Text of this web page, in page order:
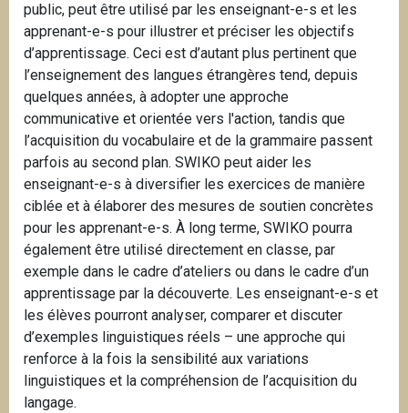
public, peut être utilisé par les enseignant-e-s et les
apprenant-e-s pour illustrer et préciser les objectifs
d’apprentissage. Ceci est d’autant plus pertinent que
l’enseignement des langues étrangères tend, depuis
quelques années, à adopter une approche
communicative et orientée vers l'action, tandis que
l’acquisition du vocabulaire et de la grammaire passent
parfois au second plan. SWIKO peut aider les
enseignant-e-s à diversifier les exercices de manière
ciblée et à élaborer des mesures de soutien concrètes
pour les apprenant-e-s. À long terme, SWIKO pourra
également être utilisé directement en classe, par
exemple dans le cadre d’ateliers ou dans le cadre d’un
apprentissage par la découverte. Les enseignant-e-s et
les élèves pourront analyser, comparer et discuter
d’exemples linguistiques réels – une approche qui
renforce à la fois la sensibilité aux variations
linguistiques et la compréhension de l’acquisition du
langage.